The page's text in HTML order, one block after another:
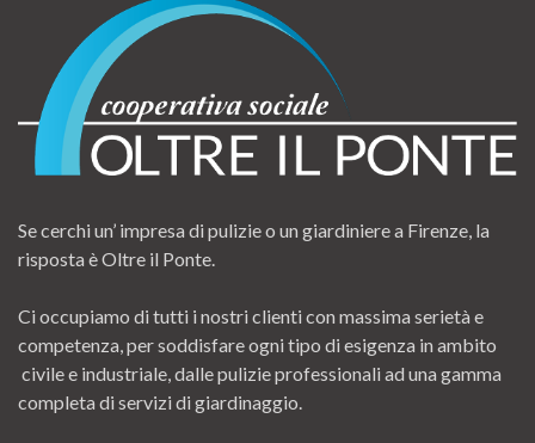
Se cerchi un’ impresa di pulizie o un giardiniere a Firenze, la
risposta è Oltre il Ponte.
Ci occupiamo di tutti i nostri clienti con massima serietà e
competenza, per soddisfare ogni tipo di esigenza in ambito
civile e industriale, dalle pulizie professionali ad una gamma
completa di servizi di giardinaggio.